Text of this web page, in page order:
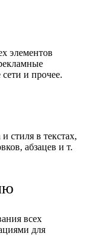
элементов
и прочее.
стиля в текстах,
абзацев и т.
всех
для